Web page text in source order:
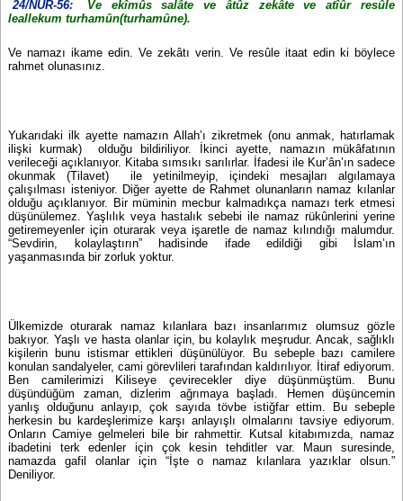
24/NÛR-56:
Ve ekîmûs salâte ve âtûz zekâte ve atîûr resûle
leallekum turhamûn(turhamûne).
Ve namazı ikame edin. Ve zekâtı verin. Ve resûle itaat edin ki böylece
rahmet olunasınız.
Yukarıdaki ilk ayette namazın Allah’ı zikretmek (onu anmak, hatırlamak
ilişki kurmak) olduğu bildiriliyor. İkinci ayette, namazın mükâfatının
verileceği açıklanıyor. Kitaba sımsıkı sarılırlar. İfadesi ile Kur’ân’ın sadece
okunmak (Tilavet) ile yetinilmeyip, içindeki mesajları algılamaya
çalışılması isteniyor. Diğer ayette de Rahmet olunanların namaz kılanlar
olduğu açıklanıyor. Bir müminin mecbur kalmadıkça namazı terk etmesi
düşünülemez. Yaşlılık veya hastalık sebebi ile namaz rükûnlerini yerine
getiremeyenler için oturarak veya işaretle de namaz kılındığı malumdur.
“Sevdirin, kolaylaştırın” hadisinde ifade edildiği gibi İslam’ın
yaşanmasında bir zorluk yoktur.
Ülkemizde oturarak namaz kılanlara bazı insanlarımız olumsuz gözle
bakıyor. Yaşlı ve hasta olanlar için, bu kolaylık meşrudur. Ancak, sağlıklı
kişilerin bunu istismar ettikleri düşünülüyor. Bu sebeple bazı camilere
konulan sandalyeler, cami görevlileri tarafından kaldırılıyor. İtiraf ediyorum.
Ben camilerimizi Kiliseye çevirecekler diye düşünmüştüm. Bunu
düşündüğüm zaman, dizlerim ağrımaya başladı. Hemen düşüncemin
yanlış olduğunu anlayıp, çok sayıda tövbe istiğfar ettim. Bu sebeple
herkesin bu kardeşlerimize karşı anlayışlı olmalarını tavsiye ediyorum.
Onların Camiye gelmeleri bile bir rahmettir. Kutsal kitabımızda, namaz
ibadetini terk edenler için çok kesin tehditler var. Maun suresinde,
namazda gafil olanlar için “İşte o namaz kılanlara yazıklar olsun.”
Deniliyor.